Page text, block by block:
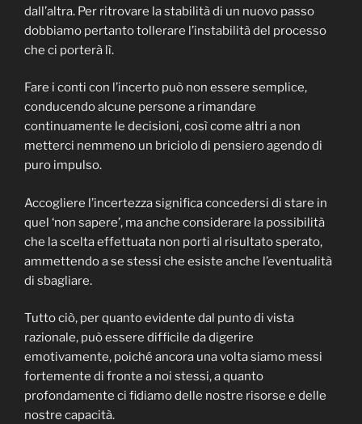
dall’altra. Per ritrovare la stabilità di un nuovo passo
dobbiamo pertanto tollerare l’instabilità del processo
che ci porterà lì.
Fare i conti con l’incerto può non essere semplice,
conducendo alcune persone a rimandare
continuamente le decisioni, così come altri a non
metterci nemmeno un briciolo di pensiero agendo di
puro impulso.
Accogliere l’incertezza significa concedersi di stare in
quel ‘non sapere’, ma anche considerare la possibilità
che la scelta effettuata non porti al risultato sperato,
ammettendo a se stessi che esiste anche l’eventualità
di sbagliare.
Tutto ciò, per quanto evidente dal punto di vista
razionale, può essere difficile da digerire
emotivamente, poiché ancora una volta siamo messi
fortemente di fronte a noi stessi, a quanto
profondamente ci fidiamo delle nostre risorse e delle
nostre capacità.